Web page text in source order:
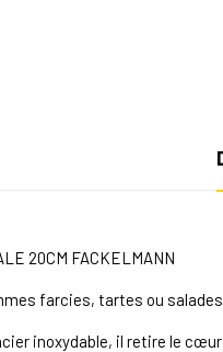
20CM FACKELMANN
farcies, tartes ou
inoxydable, il retire le